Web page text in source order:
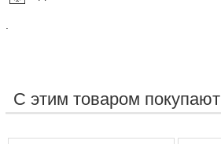
С этим товаром покупают